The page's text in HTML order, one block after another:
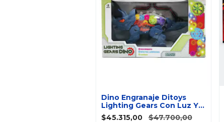
Dino Engranaje Ditoys
Lighting Gears Con Luz Y
Sonido
$45.315,00
$47.700,00